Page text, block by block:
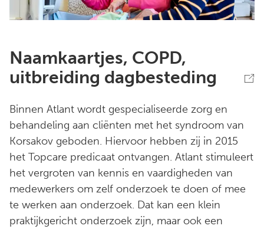
Naamkaartjes, COPD,
uitbreiding dagbesteding
Binnen Atlant wordt gespecialiseerde zorg en
behandeling aan cliënten met het syndroom van
Korsakov geboden. Hiervoor hebben zij in 2015
het Topcare predicaat ontvangen. Atlant stimuleert
het vergroten van kennis en vaardigheden van
medewerkers om zelf onderzoek te doen of mee
te werken aan onderzoek. Dat kan een klein
praktijkgericht onderzoek zijn, maar ook een